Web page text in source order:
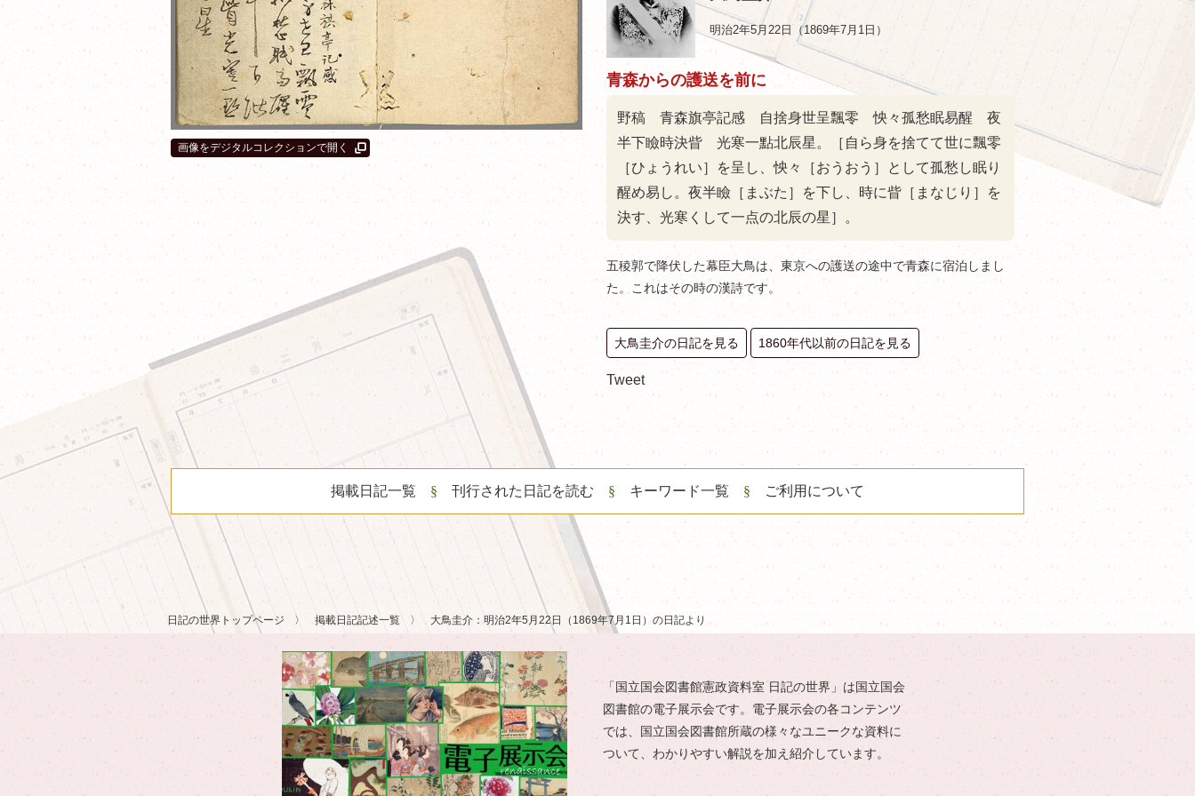
画像をデジタルコレクションで開く
明治2年5月22日（1869年7月1日）
青森からの護送を前に
野稿 青森旗亭記感 自捨身世呈飄零 怏々孤愁眠易醒 夜
半下瞼時決眥 光寒一點北辰星。［自ら身を捨てて世に飄零
［ひょうれい］を呈し、怏々［おうおう］として孤愁し眠り
醒め易し。夜半瞼［まぶた］を下し、時に眥［まなじり］を
決す、光寒くして一点の北辰の星］。
五稜郭で降伏した幕臣大鳥は、東京への護送の途中で青森に宿泊しまし
た。これはその時の漢詩です。
大鳥圭介の日記を見る 1860年代以前の日記を見る
Tweet
掲載日記一覧 刊行された日記を読む キーワード一覧 ご利用について
日記の世界トップページ 掲載日記記述一覧 大鳥圭介：明治2年5月22日（1869年7月1日）の日記より
「国立国会図書館憲政資料室 日記の世界」は国立国会
図書館の電子展示会です。電子展示会の各コンテンツ
では、国立国会図書館所蔵の様々なユニークな資料に
ついて、わかりやすい解説を加え紹介しています。